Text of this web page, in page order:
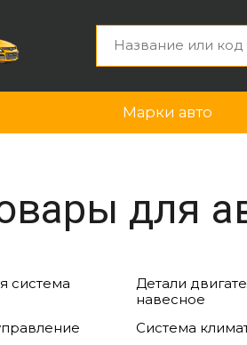
Марки авто
для
система
Детали
навесное
Система